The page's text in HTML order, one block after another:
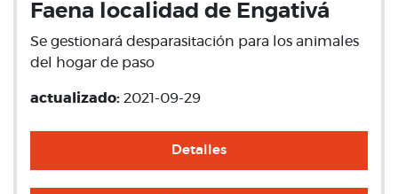
Faena localidad de Engativá
Se gestionará desparasitación para los animales
del hogar de paso
actualizado: 2021-09-29
Detalles